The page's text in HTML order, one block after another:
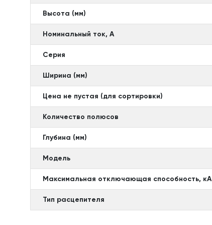
Высота (мм)
Номинальный ток, А
Серия
Ширина (мм)
Цена не пустая (для сортировки)
Количество полюсов
Глубина (мм)
Модель
Максимальная отключающая способность, кА
Тип расцепителя